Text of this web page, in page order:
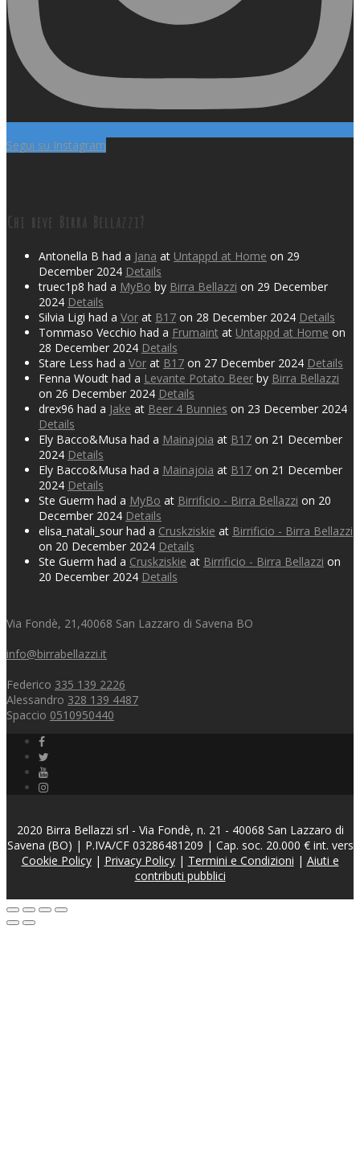
Segui su Instagram
Chi beve Birra Bellazzi?
Antonella B had a Jana at Untappd at Home on 29
December 2024 Details
truec1p8 had a MyBo by Birra Bellazzi on 29 December
2024 Details
Silvia Ligi had a Vor at B17 on 28 December 2024 Details
Tommaso Vecchio had a Frumaint at Untappd at Home on
28 December 2024 Details
Stare Less had a Vor at B17 on 27 December 2024 Details
Fenna Woudt had a Levante Potato Beer by Birra Bellazzi
on 26 December 2024 Details
drex96 had a Jake at Beer 4 Bunnies on 23 December 2024
Details
Ely Bacco&Musa had a Mainajoia at B17 on 21 December
2024 Details
Ely Bacco&Musa had a Mainajoia at B17 on 21 December
2024 Details
Ste Guerm had a MyBo at Birrificio - Birra Bellazzi on 20
December 2024 Details
elisa_natali_sour had a Cruskziskie at Birrificio - Birra Bellazzi
on 20 December 2024 Details
Ste Guerm had a Cruskziskie at Birrificio - Birra Bellazzi on
20 December 2024 Details
Via Fondè, 21,40068 San Lazzaro di Savena BO
info@birrabellazzi.it
Federico 335 139 2226
Alessandro 328 139 4487
Spaccio 0510950440
2020 Birra Bellazzi srl - Via Fondè, n. 21 - 40068 San Lazzaro di
Savena (BO) | P.IVA/CF 03286481209 | Cap. soc. 20.000 € int. vers
Cookie Policy| Privacy Policy| Termini e Condizioni | Aiuti e
contributi pubblici